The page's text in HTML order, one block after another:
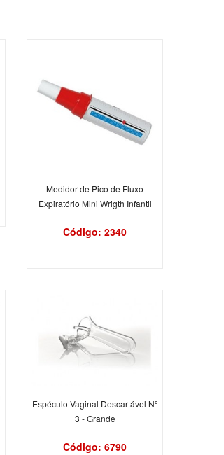
Medidor de Pico de Fluxo
Expiratório Mini Wrigth Infantil
Código: 2340
Espéculo Vaginal Descartável Nº
3 - Grande
Código: 6790